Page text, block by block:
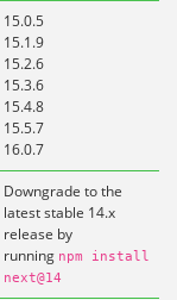
15.0.5
15.1.9
15.2.6
15.3.6
15.4.8
15.5.7
16.0.7
Downgrade to the
latest stable 14.x
release by
running npm install
next@14